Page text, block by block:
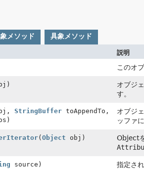
メソッド 具象メソッド
説明
このオ
オブジ
す。
StringBuffertoAppendTo,
オブジ
ッファ
( Object obj)
Object
source)
指定さ